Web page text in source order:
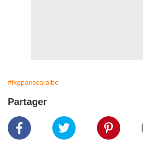
#fxgpariscaraibe
Partager